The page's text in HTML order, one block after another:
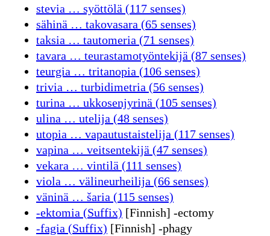
stevia … syöttölä (117 senses)
sähinä … takovasara (65 senses)
taksia … tautomeria (71 senses)
tavara … teurastamotyöntekijä (87 senses)
teurgia … tritanopia (106 senses)
trivia … turbidimetria (56 senses)
turina … ukkosenjyrinä (105 senses)
ulina … utelija (48 senses)
utopia … vapautustaistelija (117 senses)
vapina … veitsentekijä (47 senses)
vekara … vintilä (111 senses)
viola … välineurheilija (66 senses)
väninä … šaria (115 senses)
-ektomia (Suffix) [Finnish] -ectomy
-fagia (Suffix) [Finnish] -phagy